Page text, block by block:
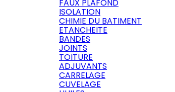
FAUX PLAFOND
ISOLATION
CHIMIE DU BATIMENT
ETANCHEITE
BANDES
JOINTS
TOITURE
ADJUVANTS
CARRELAGE
CUVELAGE